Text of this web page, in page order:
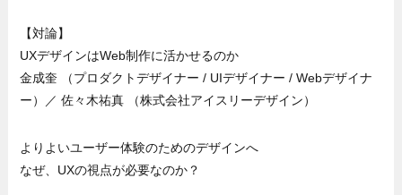
【対論】
UXデザインはWeb制作に活かせるのか
金成奎 （プロダクトデザイナー / UIデザイナー / Webデザイナ
ー）／ 佐々木祐真 （株式会社アイスリーデザイン）
よりよいユーザー体験のためのデザインへ
なぜ、UXの視点が必要なのか？